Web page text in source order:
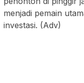
menjadi pemain
investasi. (Adv)